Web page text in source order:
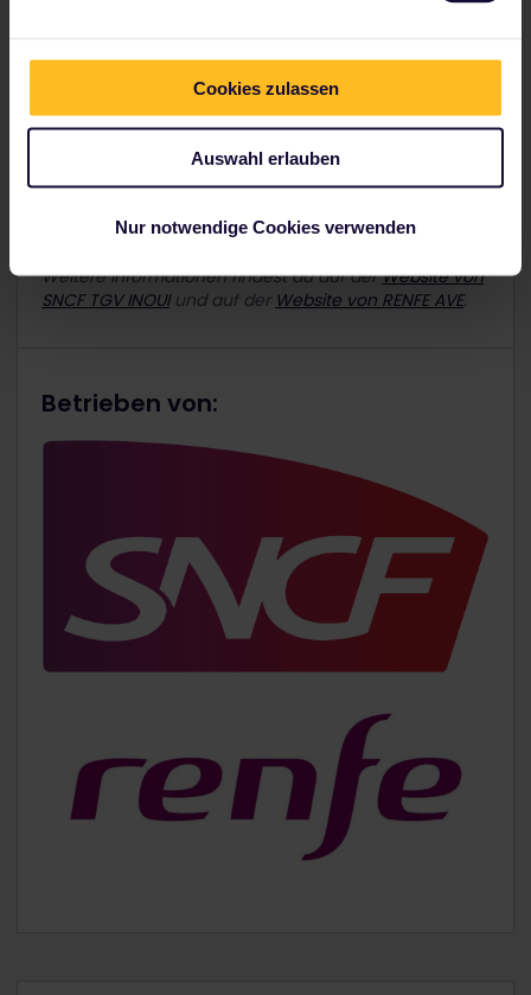
Cookies zulassen
Auswahl erlauben
Nur notwendige Cookies verwenden
barrierefreie Einrichtungen
Videobildschirme
Weitere Informationen findest du auf derWebsite von
SNCF TGV INOUIund auf der Website von RENFE AVE.
Betrieben von: